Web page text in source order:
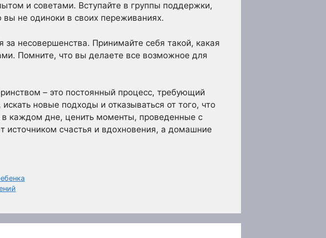
и советами. Вступайте в группы поддержки,
не одиноки в своих переживаниях.
несовершенства. Принимайте себя такой, какая
Помните, что вы делаете все возможное для
– это постоянный процесс, требующий
новые подходы и отказываться от того, что
в каждом дне, ценить моменты, проведенные с
источником счастья и вдохновения, а домашние